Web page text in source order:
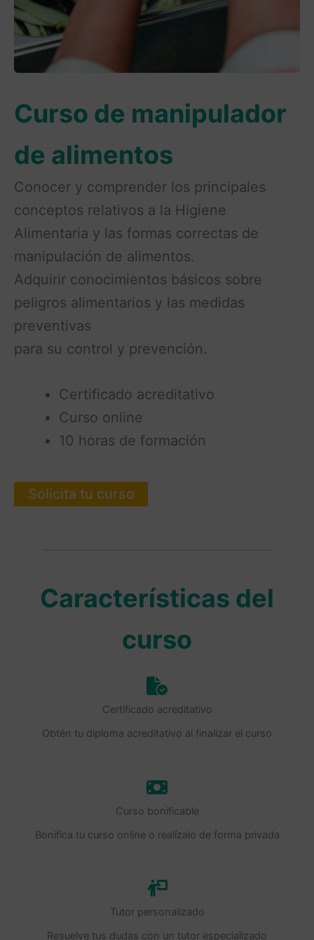
Curso de manipulador
de alimentos
Conocer y comprender los principales
conceptos relativos a la Higiene
Alimentaria y las formas correctas de
manipulación de alimentos.
Adquirir conocimientos básicos sobre
peligros alimentarios y las medidas
preventivas
para su control y prevención.
Certificado acreditativo
Curso online
10 horas de formación
Solicita tu curso
Características del
curso
Certificado acreditativo
Obtén tu diploma acreditativo al finalizar el curso
Curso bonificable
Bonifica tu curso online o realízalo de forma privada
Tutor personalizado
Resuelve tus dudas con un tutor especializado